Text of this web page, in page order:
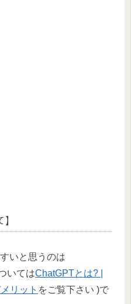
いと思うのは
いてはChatGPTとは? |
リット をご覧下さい )で